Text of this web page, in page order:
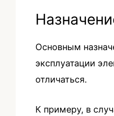
Основным
эксплуатации
отличаться.
К примеру, в